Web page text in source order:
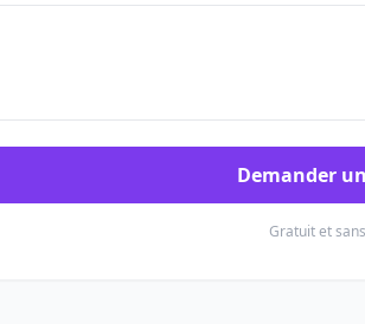
Demander
Gratuit et